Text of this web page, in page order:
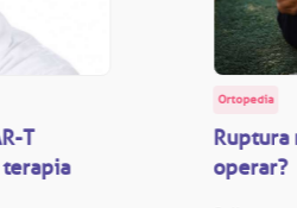
T
Ortopedia
Ruptura
operar?